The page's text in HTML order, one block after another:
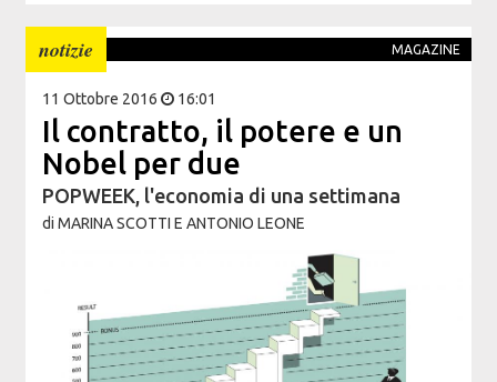
notizie MAGAZINE
11 Ottobre 2016 16:01
Il contratto, il potere e un
Nobel per due
POPWEEK, l'economia di una settimana
di MARINA SCOTTI E ANTONIO LEONE